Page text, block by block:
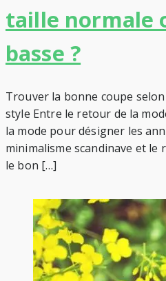
taille normale
basse ?
Trouver la bonne coupe
style Entre le retour de la
la mode pour désigner les
minimalisme scandinave et
le bon […]